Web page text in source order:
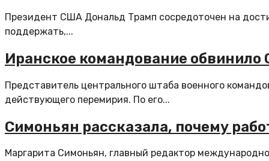
Президент США Дональд Трамп сосредоточен на
поддержать,...
Иранское командование
Представитель центрального штаба военного
действующего перемирия. По его...
Симоньян рассказала, почему
Маргарита Симоньян, главный редактор